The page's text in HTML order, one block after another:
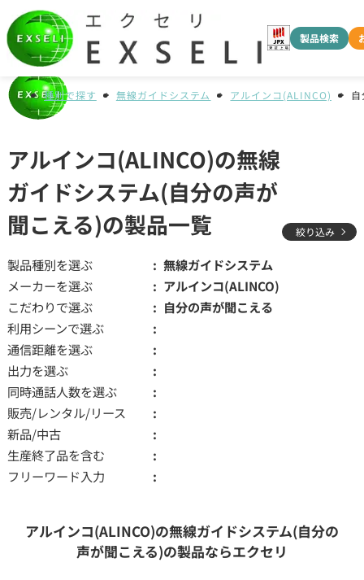
製品検索
種別で探す 無線ガイドシステム アルインコ(ALINCO)
アルインコ(ALINCO)の無線
ガイドシステム(自分の声が
聞こえる)の製品一覧
絞り込み
製品種別を選ぶ
無線ガイドシステム
メーカーを選ぶ
アルインコ(ALINCO)
こだわりで選ぶ
自分の声が聞こえる
利用シーンで選ぶ
通信距離を選ぶ
出力を選ぶ
同時通話人数を選ぶ
販売/レンタル/リース
新品/中古
生産終了品を含む
フリーワード入力
アルインコ(ALINCO)の無線ガイドシステム(自分の
声が聞こえる)の製品ならエクセリ